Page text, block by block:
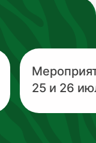
25 и 26